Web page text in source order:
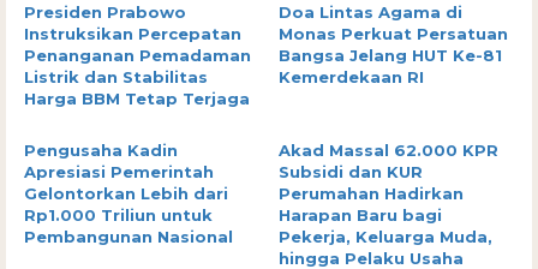
Presiden Prabowo
Instruksikan Percepatan
Penanganan Pemadaman
Listrik dan Stabilitas
Harga BBM Tetap Terjaga
Doa Lintas Agama di
Monas Perkuat Persatuan
Bangsa Jelang HUT Ke-81
Kemerdekaan RI
Pengusaha Kadin
Apresiasi Pemerintah
Gelontorkan Lebih dari
Rp1.000 Triliun untuk
Pembangunan Nasional
Akad Massal 62.000 KPR
Subsidi dan KUR
Perumahan Hadirkan
Harapan Baru bagi
Pekerja, Keluarga Muda,
hingga Pelaku Usaha